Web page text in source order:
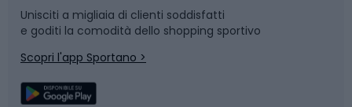
Corsa
Sport di squadra
Snowboard
Camminata nordica
Unisciti a migliaia di clienti soddisfatti
e goditi la comodità dello shopping sportivo
Scopri l'app Sportano >